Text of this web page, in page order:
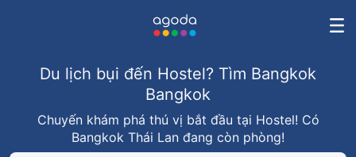
Du lịch bụi đến Hostel? Tìm Bangkok
Bangkok
Chuyến khám phá thú vị bắt đầu tại Hostel! Có
Bangkok Thái Lan đang còn phòng!